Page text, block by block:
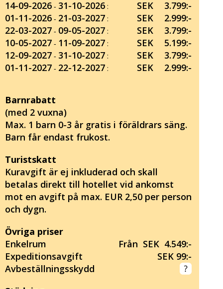
14-09-2026‐ 31-10-2026: SEK
3.799:-
01-11-2026‐ 21-03-2027: SEK
2.999:-
22-03-2027‐ 09-05-2027: SEK
3.799:-
10-05-2027‐ 11-09-2027: SEK
5.199:-
12-09-2027‐ 31-10-2027: SEK
3.799:-
01-11-2027‐ 22-12-2027: SEK 2.999:-
Barnrabatt
(med 2 vuxna)
Max. 1 barn 0-3 år gratis i föräldrars säng.
Barn får endast frukost.
Turistskatt
Kuravgift är ej inkluderad och skall
betalas direkt till hotellet vid ankomst
mot en avgift på max. EUR 2,50 per person
och dygn.
Övriga priser
Enkelrum
Från SEK 4.549:-
Expeditionsavgift
SEK 99:-
Avbeställningsskydd